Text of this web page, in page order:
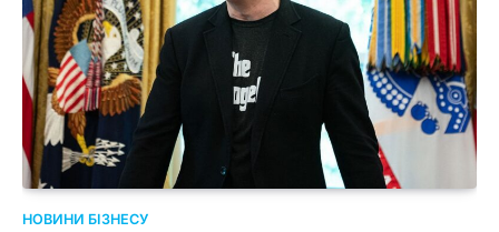
НОВИНИ БІЗНЕСУ